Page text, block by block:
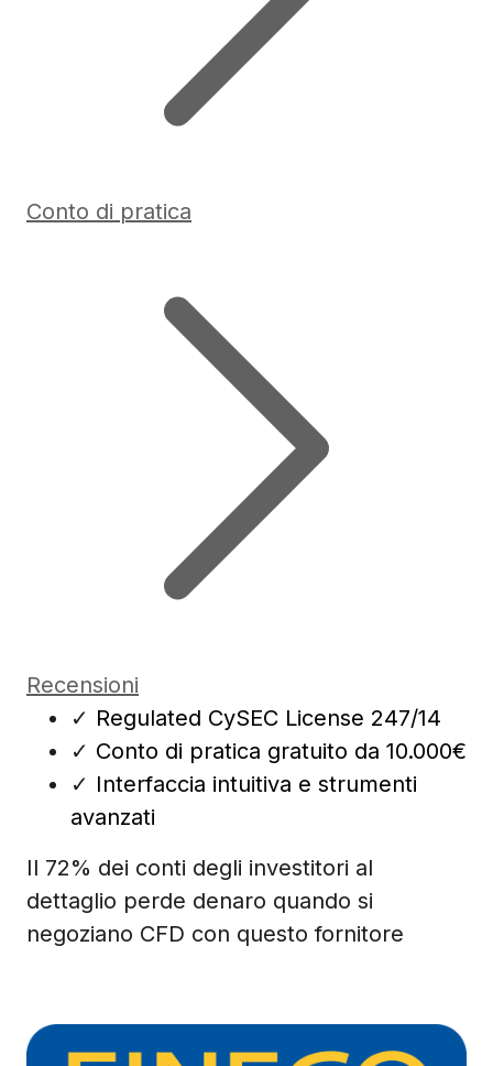
Conto di pratica
Recensioni
✓ Regulated CySEC License 247/14
✓ Conto di pratica gratuito da 10.000€
✓ Interfaccia intuitiva e strumenti
avanzati
Il 72% dei conti degli investitori al
dettaglio perde denaro quando si
negoziano CFD con questo fornitore